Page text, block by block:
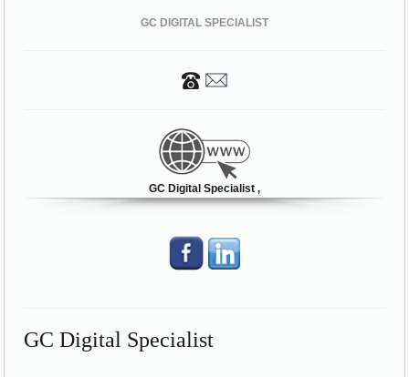
GC DIGITAL SPECIALIST
GC Digital Specialist ,
GC Digital Specialist